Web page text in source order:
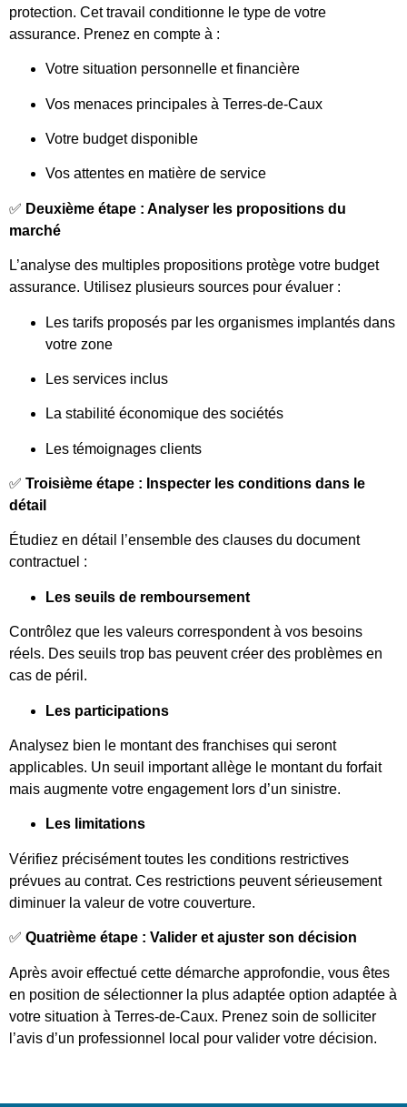
protection. Cet travail conditionne le type de votre
assurance. Prenez en compte à :
Votre situation personnelle et financière
Vos menaces principales à Terres-de-Caux
Votre budget disponible
Vos attentes en matière de service
✅ Deuxième étape : Analyser les propositions du
marché
L’analyse des multiples propositions protège votre budget
assurance. Utilisez plusieurs sources pour évaluer :
Les tarifs proposés par les organismes implantés dans
votre zone
Les services inclus
La stabilité économique des sociétés
Les témoignages clients
✅ Troisième étape : Inspecter les conditions dans le
détail
Étudiez en détail l’ensemble des clauses du document
contractuel :
Les seuils de remboursement
Contrôlez que les valeurs correspondent à vos besoins
réels. Des seuils trop bas peuvent créer des problèmes en
cas de péril.
Les participations
Analysez bien le montant des franchises qui seront
applicables. Un seuil important allège le montant du forfait
mais augmente votre engagement lors d’un sinistre.
Les limitations
Vérifiez précisément toutes les conditions restrictives
prévues au contrat. Ces restrictions peuvent sérieusement
diminuer la valeur de votre couverture.
✅ Quatrième étape : Valider et ajuster son décision
Après avoir effectué cette démarche approfondie, vous êtes
en position de sélectionner la plus adaptée option adaptée à
votre situation à Terres-de-Caux. Prenez soin de solliciter
l’avis d’un professionnel local pour valider votre décision.